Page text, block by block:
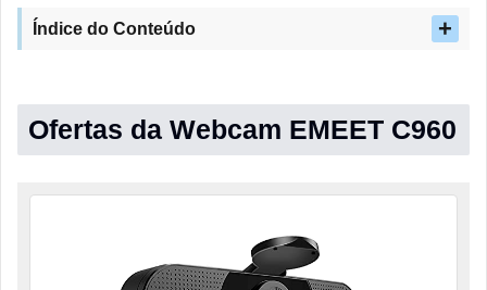
Índice do Conteúdo
Ofertas da Webcam EMEET C960